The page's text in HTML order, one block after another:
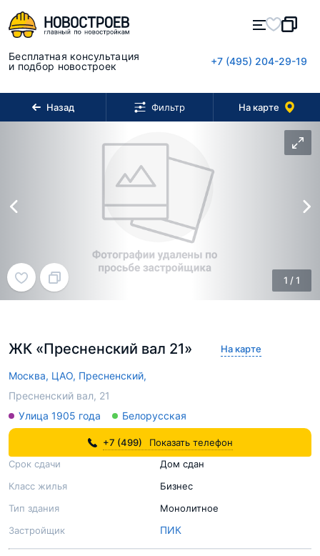
Бесплатная консультация
и подбор новостроек
+7 (495) 204-29-19
Назад Фильтр На карте
ЖК «Пресненский вал 21» На карте
Москва, ЦАО, Пресненский,
Пресненский вал, 21
Улица 1905 года
Белорусская
1 /1
Срок сдачи
Дом сдан
Класс жилья
Бизнес
Тип здания
Монолитное
Застройщик
ПИК
+7 (499) Показать телефон